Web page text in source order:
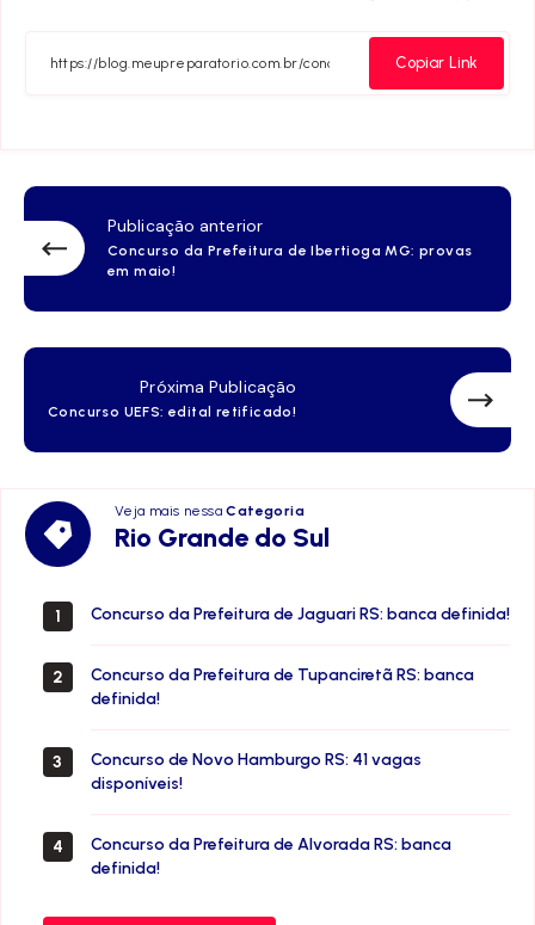
Facebook
TelegramEmail
Copiar Link
Publicação anterior
Concurso da Prefeitura de Ibertioga MG: provas
em maio!
Próxima Publicação
Concurso UEFS: edital retificado!
Veja mais nessaCategoria
Rio Grande do Sul
Rio
Grande
Sul 1 Concurso da Prefeitura de Jaguari RS: banca definida!
2
Concurso da Prefeitura de Tupanciretã RS: banca
definida!
3
Concurso de Novo Hamburgo RS: 41 vagas
disponíveis!
4
Concurso da Prefeitura de Alvorada RS: banca
definida!